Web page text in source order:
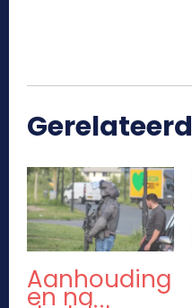
Gerelateerd
Aanhouding
en na